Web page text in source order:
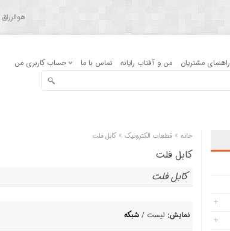
هوالرزاق
راهنمای مشتریان من و آفتاب رایانه تماس با ما حساب کاربری من
خانه »قطعات الکترونیک »کابل فلت
کابل فلت
کابل فلت
نمایش: لیست /شبکه